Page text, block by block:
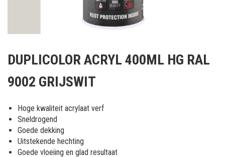
het
van
afbeeldingen-
gallerij
DUPLICOLOR ACRYL 400ML HG RAL
9002 GRIJSWIT
Hoge kwaliteit acrylaat verf
Sneldrogend
Goede dekking
Uitstekende hechting
Goede vloeiing en glad resultaat